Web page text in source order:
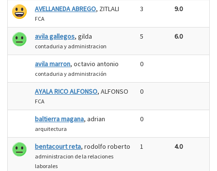
AVELLANEDA ABREGO, ZITLALI
FCA
3 9.0
avila gallegos, gilda
contaduria y administracion
5 6.0
avila marron, octavio antonio
contaduria y administración
0
AYALA RICO ALFONSO, ALFONSO
FCA
0
baltierra magana, adrian
arquitectura
0
bentacourt reta, rodolfo roberto
administracion de la relaciones
laborales
1 4.0